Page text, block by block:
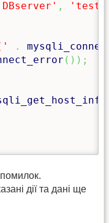
,
.
( ) ) ;
дії та дані ще